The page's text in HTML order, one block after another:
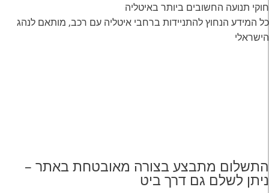
חוקי תנועה החשובים ביותר באיטליה
כל המידע הנחוץ להתניידות ברחבי איטליה עם רכב, מותאם לנהג
הישראלי
התשלום מתבצע בצורה מאובטחת באתר –
ניתן לשלם גם דרך ביט